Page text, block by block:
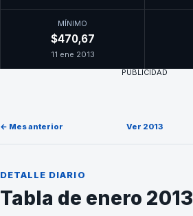
MÍNIMO
$470,67
11 ene 2013
PUBLICIDAD
← Mes anterior Ver 2013
DETALLE DIARIO
Tabla de enero 2013